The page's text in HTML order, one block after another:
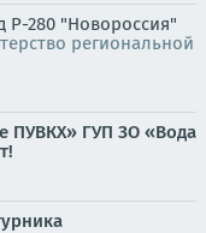
Р-280 "Новороссия"
региональной
ПУВКХ» ГУП ЗО «Вода